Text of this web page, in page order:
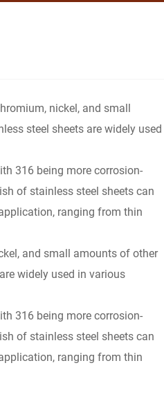
nickel, and small
steel sheets are widely used
316 being more corrosion-
of stainless steel sheets can
ranging from thin
and small amounts of other
widely used in various
316 being more corrosion-
of stainless steel sheets can
ranging from thin